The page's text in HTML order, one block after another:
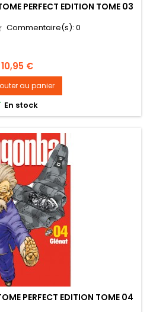
PERFECT EDITION TOME 03
Commentaire(s): 0
Prix
10,95 €
au panier
En stock
PERFECT EDITION TOME 04